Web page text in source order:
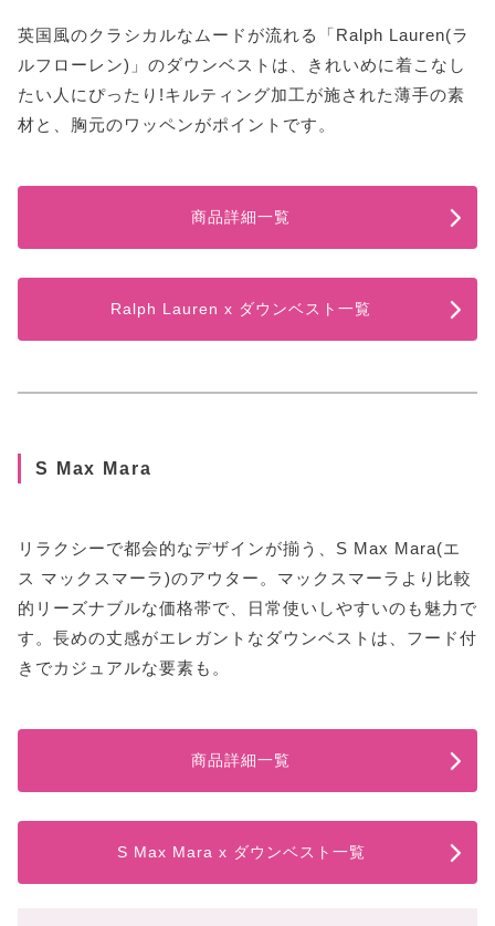
英国風のクラシカルなムードが流れる「Ralph Lauren(ラ
ルフローレン)」のダウンベストは、きれいめに着こなし
たい人にぴったり!キルティング加工が施された薄手の素
材と、胸元のワッペンがポイントです。
商品詳細一覧
Ralph Lauren x ダウンベスト一覧
S Max Mara
リラクシーで都会的なデザインが揃う、S Max Mara(エ
ス マックスマーラ)のアウター。マックスマーラより比較
的リーズナブルな価格帯で、日常使いしやすいのも魅力で
す。長めの丈感がエレガントなダウンベストは、フード付
きでカジュアルな要素も。
商品詳細一覧
S Max Mara x ダウンベスト一覧